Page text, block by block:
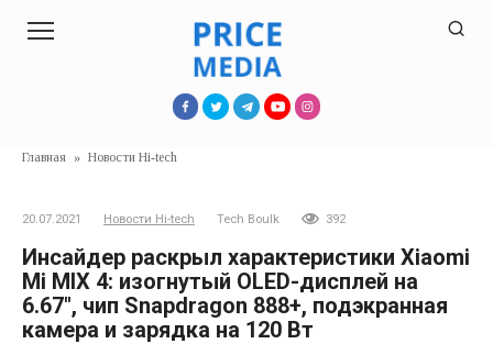
Главная » Новости Hi-tech
20.07.2021 Новости Hi-tech Tech Boulk 392
Инсайдер раскрыл характеристики Xiaomi
Mi MIX 4: изогнутый OLED-дисплей на
6.67″, чип Snapdragon 888+, подэкранная
камера и зарядка на 120 Вт